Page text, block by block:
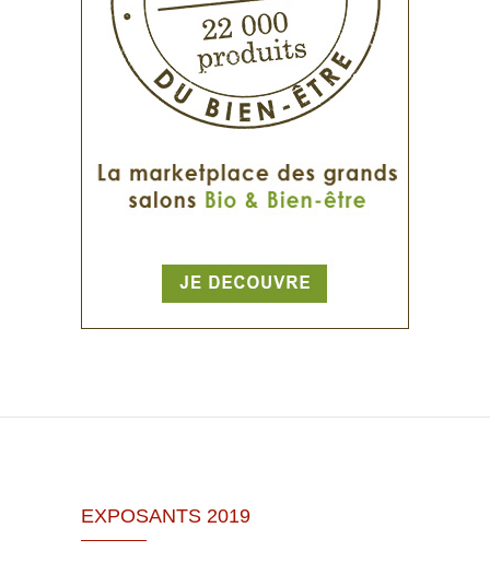
EXPOSANTS 2019